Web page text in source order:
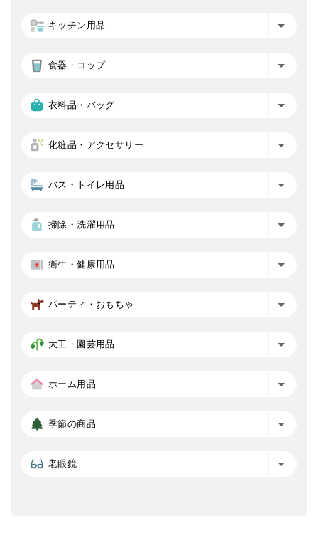
キッチン用品
食器・コップ
衣料品・バッグ
化粧品・アクセサリー
バス・トイレ用品
掃除・洗濯用品
衛生・健康用品
パーティ・おもちゃ
大工・園芸用品
ホーム用品
季節の商品
老眼鏡